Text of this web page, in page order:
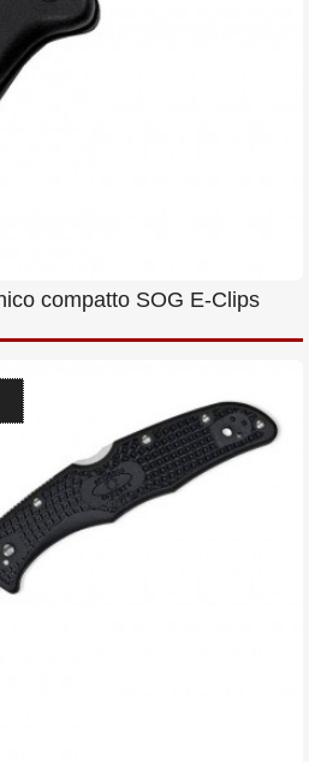
compatto SOG E-Clips